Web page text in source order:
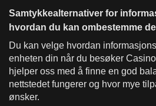
Samtykkealternativer for
hvordan du kan ombestemme
Du kan velge hvordan
enheten din når du besøker
hjelper oss med å finne en god
nettstedet fungerer og hvor mye
ønsker.